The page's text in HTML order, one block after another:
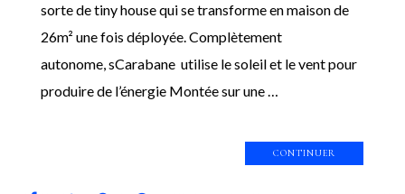
sorte de tiny house qui se transforme en maison de
26m² une fois déployée. Complètement
autonome, sCarabane utilise le soleil et le vent pour
produire de l’énergie Montée sur une …
CONTINUER